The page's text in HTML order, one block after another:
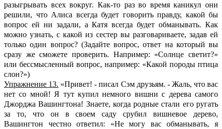
разыгрывать всех вокруг. Как-то раз во время каникул они
решили, что Алиса всегда будет говорить правду, какой бы
вопрос ей ни задали, а Катя всегда будет обманывать. Как
можно узнать, с какой из сестер вы разговариваете, задав ей
только один вопрос? (Задайте вопрос, ответ на который вы
сразу же сможете проверить. Например: «Солнце светит?»
или бессмысленный вопрос, например: «Какой породы птица
слон?»)
Упражнение 13. «Привет! - писал Сэм друзьям. - Жаль, что вас
нет со мной! Я тут купил немного вишни с дерева самого
Джорджа Вашингтона! Знаете, когда родные стали его ругать
за то, что он в своем саду срубил вишневое дерево,
Вашингтон честно ответил: «Не могу вас обманывать, я